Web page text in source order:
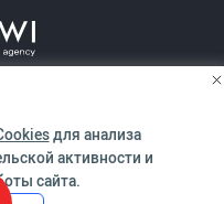
НЕОБХОДИМО
СПЕЦИАЛИСТОМ
для анализа
активности и
сайта.